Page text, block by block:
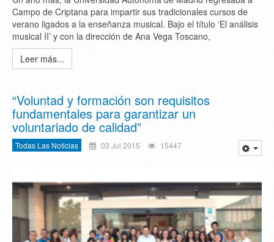
Campo de Criptana para impartir sus tradicionales cursos de
verano ligados a la enseñanza musical. Bajo el título ‘El análisis
musical II’ y con la dirección de Ana Vega Toscano,
Leer más...
“Voluntad y formación son requisitos
fundamentales para garantizar un
voluntariado de calidad”
Todas Las Noticias 03 Jul 2015 15447